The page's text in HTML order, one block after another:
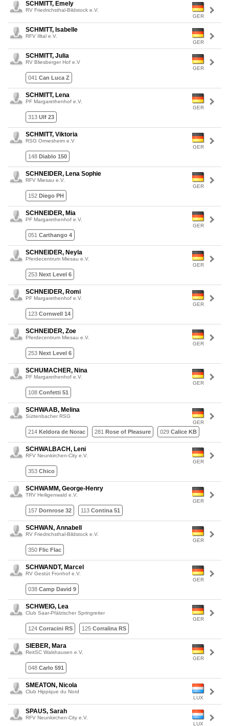
GER
SCHMITT, Emely
RV Friedrichsthal-Bildstock e.V.
GER
SCHMITT, Isabelle
RFV Illtal e.V.
GER
SCHMITT, Julia
RV Bliesberger Hof e.V
041 Can Luca Z
GER
SCHMITT, Lena
PF Margarethenhof e.V.
313 Ulf 23
GER
SCHMITT, Viktoria
RSG Ormesheim e.V
148 Diablo 150
GER
SCHNEIDER, Lena Sophie
RFV Miesau e.V.
152 Diego PH
GER
SCHNEIDER, Mia
PF Margarethenhof e.V.
051 Carthango 4
GER
SCHNEIDER, Neyla
Pferdecentrum Miesau e.V.
253 Next Level 6
GER
SCHNEIDER, Romi
PF Margarethenhof e.V.
123 Cornwell 14
GER
SCHNEIDER, Zoe
Pferdecentrum Miesau e.V.
253 Next Level 6
GER
SCHUMACHER, Nina
PF Margarethenhof e.V.
108 Confetti 51
GER
SCHWAAB, Melina
Süttenbacher RSG
214 Keldora de Norac 281 Rose of Pleasure 029 Calice KB
GER
SCHWALBACH, Leni
RFV Neunkirchen-City e.V.
353 Chico
GER
SCHWAMM, George-Henry
TRV Heiligenwald e.V.
157 Dornrose 32 113 Contina 51
GER
SCHWAN, Annabell
RV Friedrichsthal-Bildstock e.V.
350 Flic Flac
GER
SCHWANDT, Marcel
RV Gestüt Fronhof e.V.
038 Camp David 9
GER
SCHWEIG, Lea
Club Saar-Pfälzischer Springreiter
124 Corracini RS 125 Corralina RS
GER
SIEBER, Mara
ReitSC Walshausen e.V.
048 Carlo 591
LUX
SMEATON, Nicola
Club Hippique du Nord
LUX
SPAUS, Sarah
RFV Neunkirchen-City e.V.